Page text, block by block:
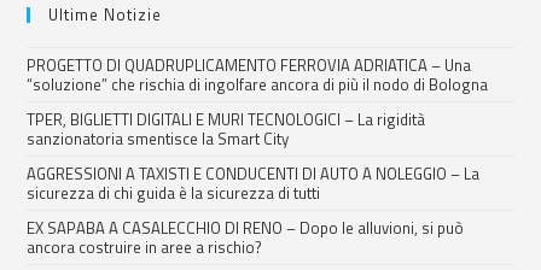
Ultime Notizie
PROGETTO DI QUADRUPLICAMENTO FERROVIA ADRIATICA – Una
“soluzione” che rischia di ingolfare ancora di più il nodo di Bologna
TPER, BIGLIETTI DIGITALI E MURI TECNOLOGICI – La rigidità
sanzionatoria smentisce la Smart City
AGGRESSIONI A TAXISTI E CONDUCENTI DI AUTO A NOLEGGIO – La
sicurezza di chi guida è la sicurezza di tutti
EX SAPABA A CASALECCHIO DI RENO – Dopo le alluvioni, si può
ancora costruire in aree a rischio?